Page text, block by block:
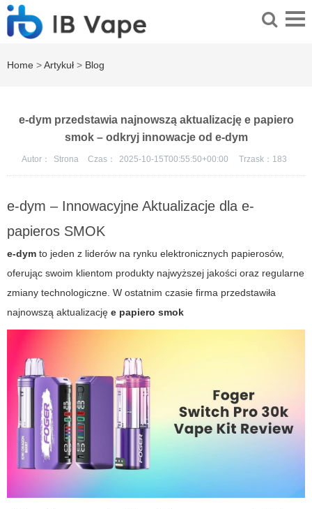
Home >Artykuł > Blog
e-dym przedstawia najnowszą aktualizację e papiero
smok – odkryj innowacje od e-dym
Autor： Strona Czas： 2025-10-15T00:55:50+00:00 Trzask： 183
e-dym – Innowacyjne Aktualizacje dla e-
papieros SMOK
e-dym to jeden z liderów na rynku elektronicznych papierosów,
oferując swoim klientom produkty najwyższej jakości oraz regularne
zmiany technologiczne. W ostatnim czasie firma przedstawiła
najnowszą aktualizację e papiero smok